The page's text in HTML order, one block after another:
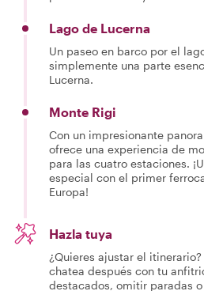
Lago de Lucerna
Un paseo en barco por el
simplemente una parte
Lucerna.
Monte Rigi
Con un impresionante
ofrece una experiencia de
para las cuatro estaciones.
especial con el primer
Europa!
Hazla tuya
¿Quieres ajustar el
chatea después con tu
destacados, omitir paradas